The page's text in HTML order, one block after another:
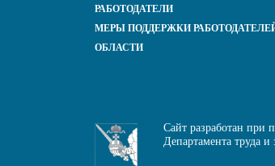
РАБОТОДАТЕЛИ
МЕРЫ ПОДДЕРЖКИ
ОБЛАСТИ
Сайт разработан при
Департамента труда и